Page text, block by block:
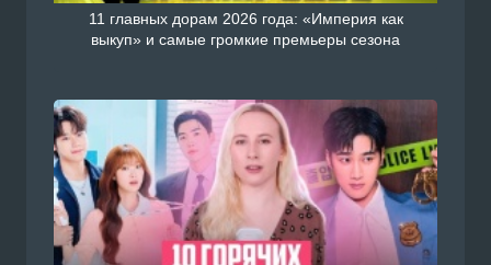
11 главных дорам 2026 года: «Империя как
выкуп» и самые громкие премьеры сезона